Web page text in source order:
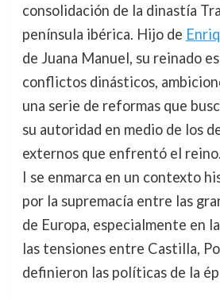
consolidación de la dinastía
península ibérica. Hijo de
de Juana Manuel, su reinado
conflictos dinásticos,
una serie de reformas que
su autoridad en medio de los
externos que enfrentó el
I se enmarca en un contexto
por la supremacía entre las
de Europa, especialmente en
las tensiones entre Castilla,
definieron las políticas de la